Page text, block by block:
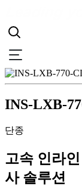
INS-LXB-
단종
고속 인라
사 솔루션